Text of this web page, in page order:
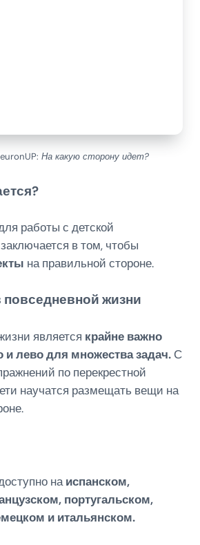
На какую сторону идет?
работы с детской
в том, чтобы
на правильной стороне.
жизни
является крайне важно
и лево для множества задач. С
по перекрестной
научатся размещать вещи на
наиспанском,
португальском,
и итальянском.